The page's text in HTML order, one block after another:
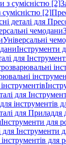
з сумісністю [2]
сумісністю [2]
деталі для
чемодани
Універсальні
Інструменти
для
для
інструментів
для Приладдя
Інструменти для
для Інструменти
для